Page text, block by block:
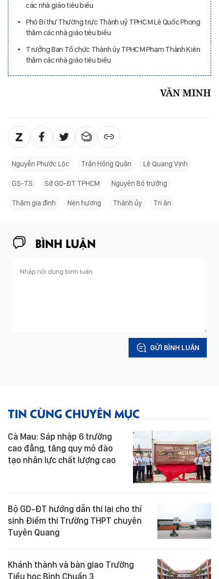
các nhà giáo tiêu biểu
Phó Bí thư Thường trực Thành uỷ TPHCM Lê Quốc Phong
thăm các nhà giáo tiêu biểu
Trưởng Ban Tổ chức Thành ủy TPHCM Phạm Thành Kiên
thăm các nhà giáo tiêu biểu
VĂN MINH
Nguyễn Phước Lộc Trần Hồng Quân Lê Quang Vịnh
GS-TS Sở GD-ĐT TPHCM Nguyên Bộ trưởng
Thăm gia đình Nén hương Thành ủy Tri ân
BÌNH LUẬN
GỬI BÌNH LUẬN
TIN CÙNG CHUYÊN MỤC
Cà Mau: Sáp nhập 6 trường
cao đẳng, tăng quy mô đào
tạo nhân lực chất lượng cao
Bộ GD-ĐT hướng dẫn thi lại cho thí
sinh Điểm thi Trường THPT chuyên
Tuyên Quang
Khánh thành và bàn giao Trường
Tiểu học Bình Chuẩn 3